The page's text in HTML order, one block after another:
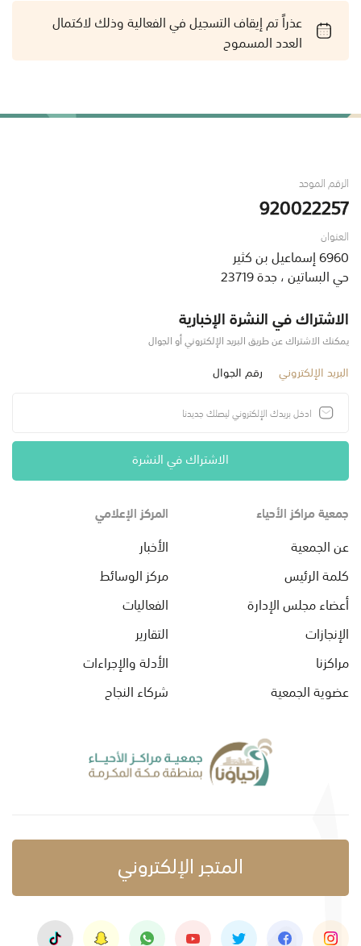
عذراً تم إيقاف التسجيل في الفعالية وذلك لاكتمال
العدد المسموح
الرقم الموحد
920022257
العنوان
6960 إسماعيل بن كثير
حي البساتين ، جدة 23719
الاشتراك في النشرة الإخبارية
يمكنك الاشتراك عن طريق البريد الإلكتروني أو الجوال
البريد الإلكتروني رقم الجوال
الاشتراك في النشرة
جمعية مراكز الأحياء
عن الجمعية
كلمة الرئيس
أعضاء مجلس الإدارة
الإنجازات
مراكزنا
عضوية الجمعية
المركز الإعلامي
الأخبار
مركز الوسائط
الفعاليات
التقارير
الأدلة والإجراءات
شركاء النجاح
المتجر الإلكتروني